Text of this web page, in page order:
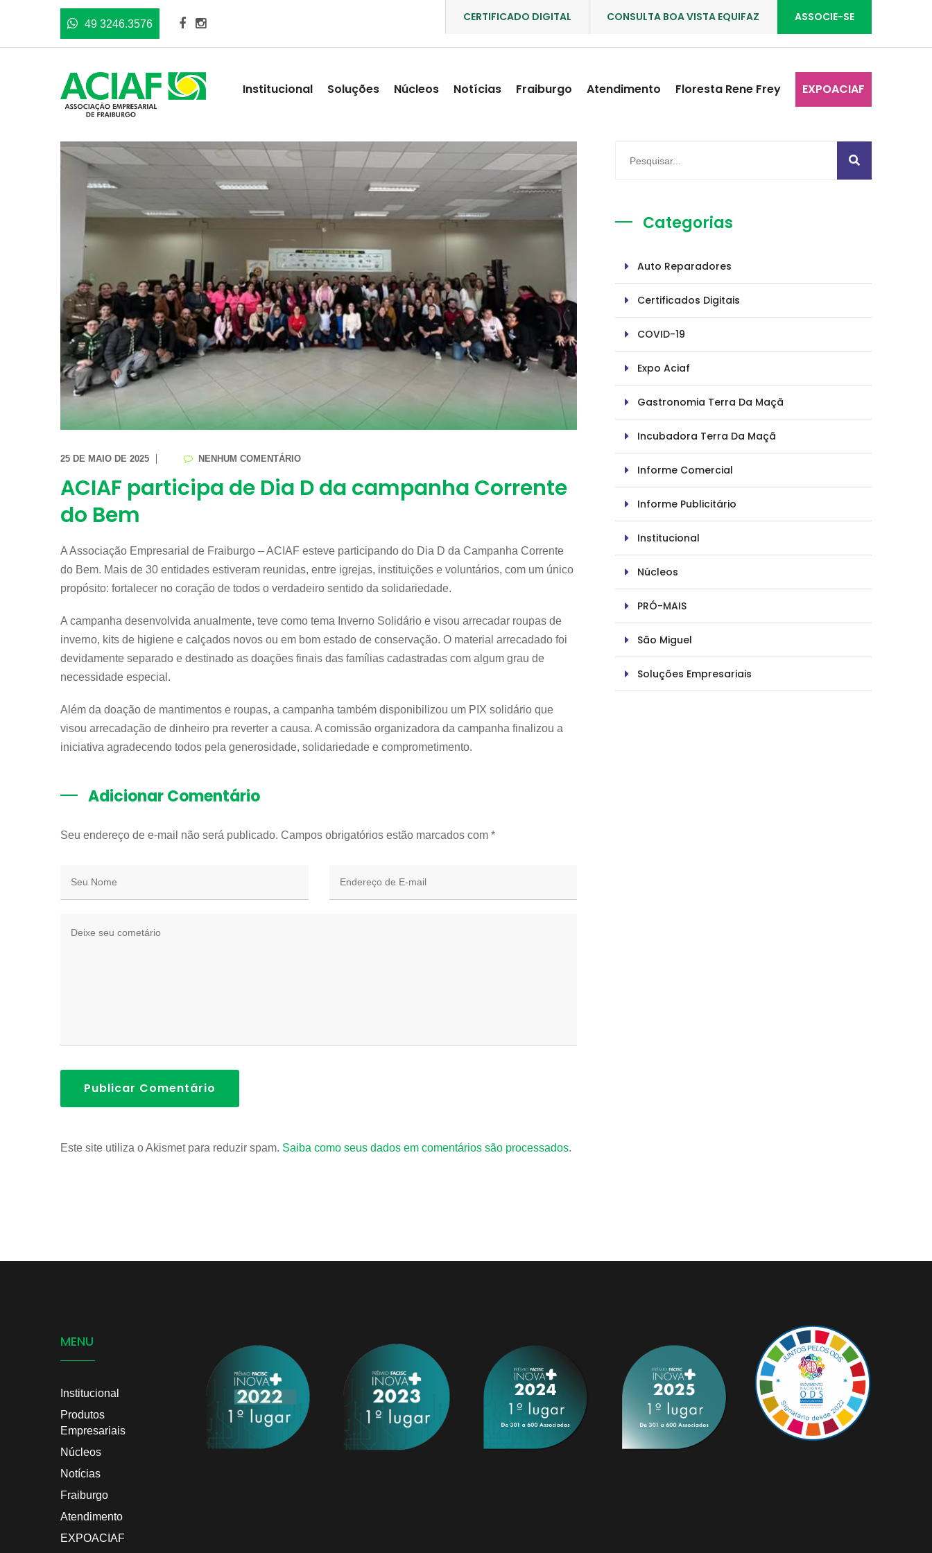
49 3246.3576
ASSOCIE-SE
CONSULTA BOA VISTA EQUIFAZ
CERTIFICADO DIGITAL
Institucional Soluções Núcleos Notícias Fraiburgo Atendimento Floresta Rene Frey EXPOACIAF
25 DE MAIO DE 2025 NENHUM COMENTÁRIO
ACIAF participa de Dia D da campanha Corrente
do Bem
A Associação Empresarial de Fraiburgo – ACIAF esteve participando do Dia D da Campanha Corrente
do Bem. Mais de 30 entidades estiveram reunidas, entre igrejas, instituições e voluntários, com um único
propósito: fortalecer no coração de todos o verdadeiro sentido da solidariedade.
A campanha desenvolvida anualmente, teve como tema Inverno Solidário e visou arrecadar roupas de
inverno, kits de higiene e calçados novos ou em bom estado de conservação. O material arrecadado foi
devidamente separado e destinado as doações finais das famílias cadastradas com algum grau de
necessidade especial.
Além da doação de mantimentos e roupas, a campanha também disponibilizou um PIX solidário que
visou arrecadação de dinheiro pra reverter a causa. A comissão organizadora da campanha finalizou a
iniciativa agradecendo todos pela generosidade, solidariedade e comprometimento.
Adicionar Comentário
Seu endereço de e-mail não será publicado. Campos obrigatórios estão marcados com *
Publicar Comentário
Este site utiliza o Akismet para reduzir spam. Saiba como seus dados em comentários são processados.
Categorias
Auto Reparadores
Certificados Digitais
COVID-19
Expo Aciaf
Gastronomia Terra Da Maçã
Incubadora Terra Da Maçã
Informe Comercial
Informe Publicitário
Institucional
Núcleos
PRÓ-MAIS
São Miguel
Soluções Empresariais
MENU
Institucional
Produtos
Empresariais
Núcleos
Notícias
Fraiburgo
Atendimento
EXPOACIAF